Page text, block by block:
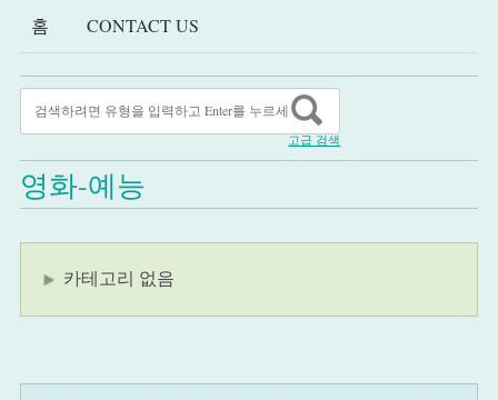
홈 CONTACT US
고급 검색
영화-예능
카테고리 없음